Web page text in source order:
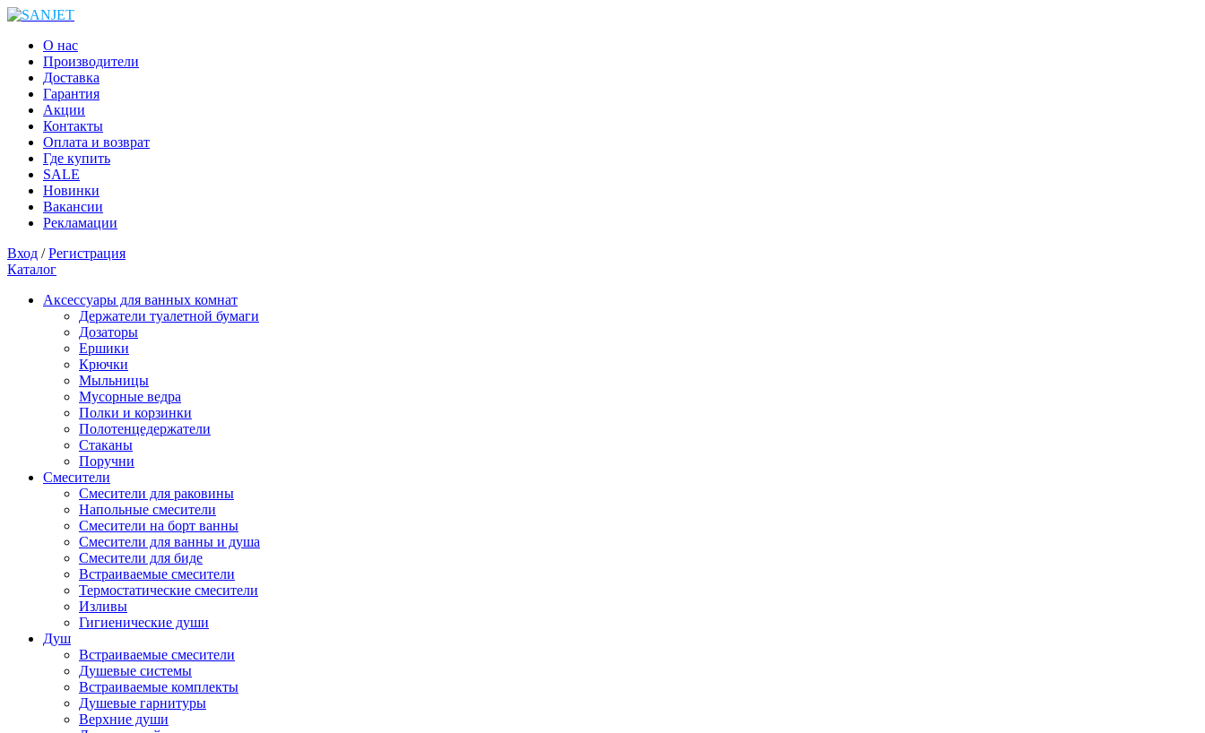
О нас
Производители
Доставка
Гарантия
Акции
Контакты
Оплата и возврат
Где купить
SALE
Новинки
Вакансии
Рекламации
Вход /Регистрация
Каталог
Аксессуары для ванных комнат
Держатели туалетной бумаги
Дозаторы
Ершики
Крючки
Мыльницы
Мусорные ведра
Полки и корзинки
Полотенцедержатели
Стаканы
Поручни
Смесители
Смесители для раковины
Напольные смесители
Смесители на борт ванны
Смесители для ванны и душа
Смесители для биде
Встраиваемые смесители
Термостатические смесители
Изливы
Гигиенические души
Душ
Встраиваемые смесители
Душевые системы
Встраиваемые комплекты
Душевые гарнитуры
Верхние души